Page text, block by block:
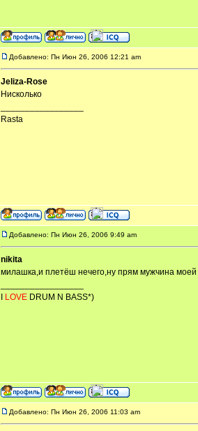
Добавлено: Пн Июн 26, 2006 12:21 am
Jeliza-Rose
Нисколько
Rasta
Добавлено: Пн Июн 26, 2006 9:49 am
nikita
милашка,и плетёш нечего,ну прям мужчина
LOVE DRUM N BASS*)
Добавлено: Пн Июн 26, 2006 11:03 am